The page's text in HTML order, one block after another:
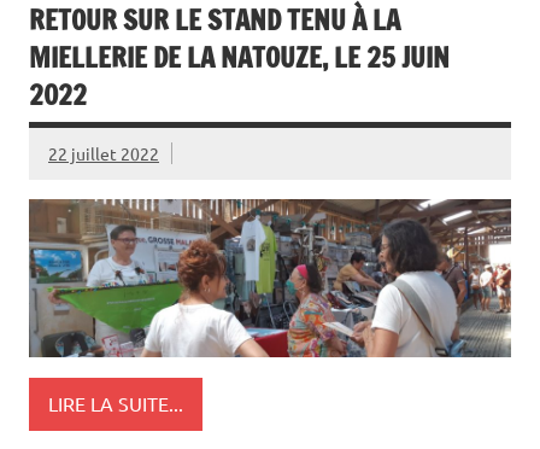
RETOUR SUR LE STAND TENU À LA
MIELLERIE DE LA NATOUZE, LE 25 JUIN
2022
22 juillet 2022
LIRE LA SUITE...